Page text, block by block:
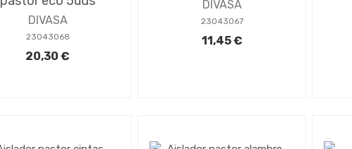
DIVASA
23043068
20,30 €
DIVASA
23043067
11,45 €